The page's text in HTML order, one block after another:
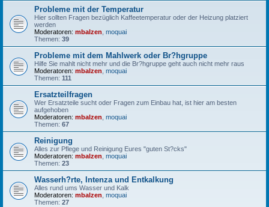
Probleme mit der Temperatur
Hier sollten Fragen bezüglich Kaffeetemperatur oder der Heizung platziert
werden
Moderatoren: mbalzen moquai
Themen: 39
Probleme mit dem Mahlwerk oder Br?hgruppe
Hilfe Sie mahlt nicht mehr und die Br?hgruppe geht auch nicht mehr raus
Moderatoren: mbalzen moquai
Themen: 111
Ersatzteilfragen
Wer Ersatzteile sucht oder Fragen zum Einbau hat, ist hier am besten
aufgehoben
Moderatoren: mbalzen moquai
Themen: 67
Reinigung
Alles zur Pflege und Reinigung Eures "guten St?cks"
Moderatoren: mbalzen moquai
Themen: 23
Wasserh?rte, Intenza und Entkalkung
Alles rund ums Wasser und Kalk
Moderatoren: mbalzen moquai
Themen: 27